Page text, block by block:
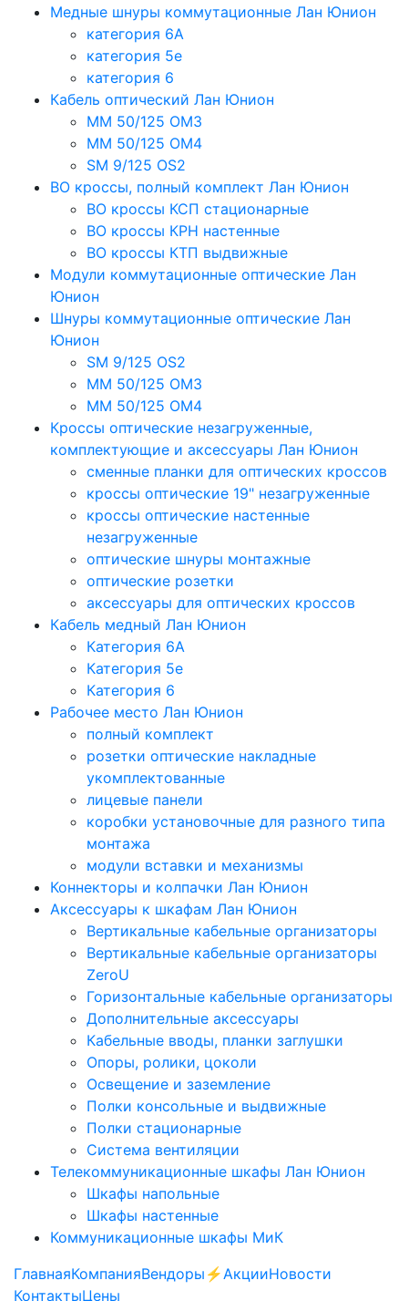
Медные шнуры коммутационные Лан Юнион
категория 6A
категория 5e
категория 6
Кабель оптический Лан Юнион
MM 50/125 OM3
MM 50/125 OM4
SM 9/125 OS2
ВО кроссы, полный комплект Лан Юнион
ВО кроссы КСП стационарные
ВО кроссы КРН настенные
ВО кроссы КТП выдвижные
Модули коммутационные оптические Лан
Юнион
Шнуры коммутационные оптические Лан
Юнион
SM 9/125 OS2
MM 50/125 OM3
MM 50/125 OM4
Кроссы оптические незагруженные,
комплектующие и аксессуары Лан Юнион
сменные планки для оптических кроссов
кроссы оптические 19" незагруженные
кроссы оптические настенные
незагруженные
оптические шнуры монтажные
оптические розетки
аксессуары для оптических кроссов
Кабель медный Лан Юнион
Категория 6A
Категория 5e
Категория 6
Рабочее место Лан Юнион
полный комплект
розетки оптические накладные
укомплектованные
лицевые панели
коробки установочные для разного типа
монтажа
модули вставки и механизмы
Коннекторы и колпачки Лан Юнион
Аксессуары к шкафам Лан Юнион
Вертикальные кабельные организаторы
Вертикальные кабельные организаторы
ZeroU
Горизонтальные кабельные организаторы
Дополнительные аксессуары
Кабельные вводы, планки заглушки
Опоры, ролики, цоколи
Освещение и заземление
Полки консольные и выдвижные
Полки стационарные
Система вентиляции
Телекоммуникационные шкафы Лан Юнион
Шкафы напольные
Шкафы настенные
Коммуникационные шкафы МиК
ГлавнаяКомпанияВендоры ⚡️АкцииНовости
КонтактыЦены